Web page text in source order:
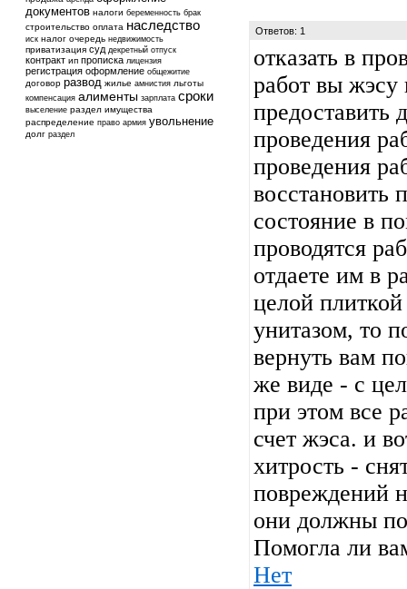
документов налоги беременность брак
строительство оплата наследство
иск налог очередь недвижимость
приватизация суд декретный отпуск
контракт ип прописка лицензия
регистрация оформление общежитие
договор развод жилье амнистия льготы
компенсация алименты зарплата сроки
выселение раздел имущества
распределение право армия увольнение
долг раздел
Ответов: 1
отказать в
работ вы жэсу
предоставить
проведения
проведения
восстановить
состояние в
проводятся
отдаете им в
целой
унитазом, то
вернуть вам
же виде - с
при этом все
счет жэса. и
хитрость -
повреждений
они должны
Помогла ли
Нет